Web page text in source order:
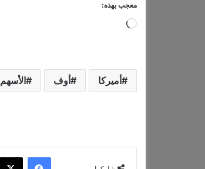
معجب بهذه:
ج
ي
ا
ح
م
أميركا أوف الأسهم
فيسبوك